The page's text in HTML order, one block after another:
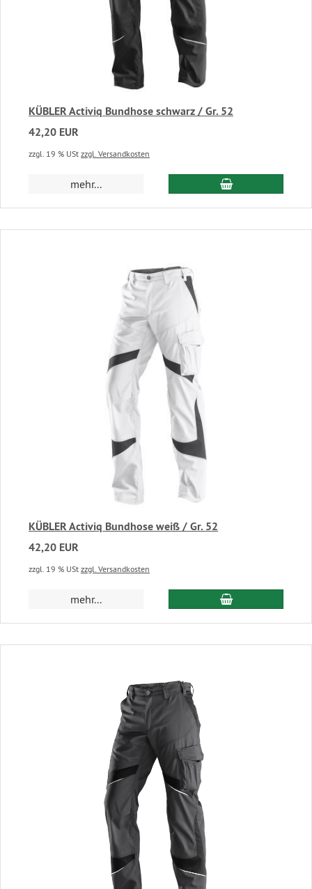
KÜBLER Activiq Bundhose schwarz / Gr. 52
42,20 EUR
zzgl. 19 % USt zzgl. Versandkosten
mehr... In den
KÜBLER Activiq Bundhose weiß / Gr. 52
42,20 EUR
zzgl. 19 % USt zzgl. Versandkosten
mehr... In den